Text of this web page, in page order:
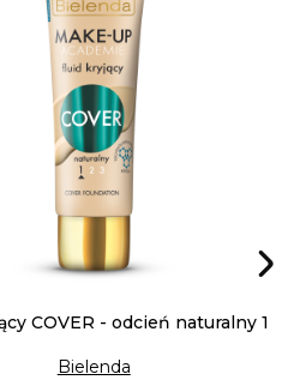
COVER - odcień naturalny 1
Bielenda